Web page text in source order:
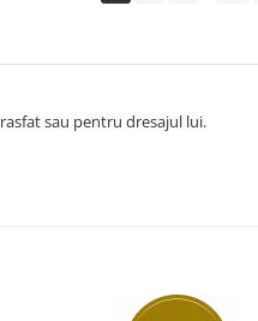
rasfat sau pentru dresajul lui.